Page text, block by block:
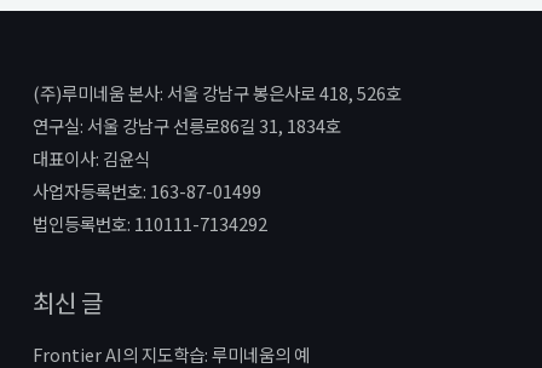
(주)루미네움 본사: 서울 강남구 봉은사로 418, 526호
연구실: 서울 강남구 선릉로86길 31, 1834호
대표이사: 김윤식
사업자등록번호: 163-87-01499
법인등록번호: 110111-7134292
최신 글
Frontier AI의 지도학습: 루미네움의 예